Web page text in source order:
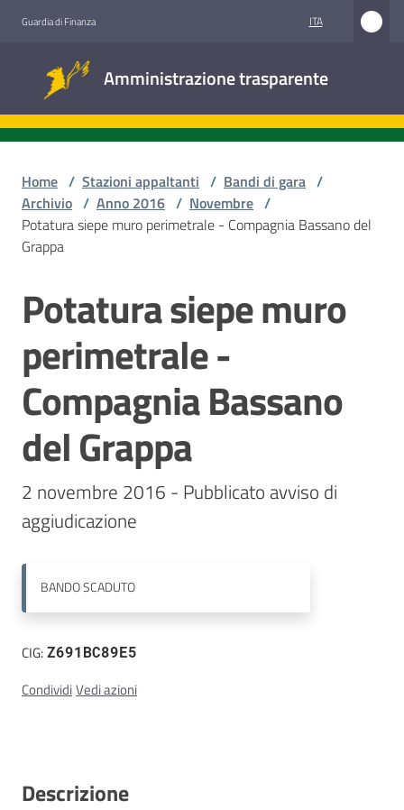
Guardia di Finanza ITA
Amministrazione trasparente
trasparente
Accesso
civico
Stazioni
appaltanti
Contatti
Home / Stazioni appaltanti / Bandi di gara /
Archivio / Anno 2016 / Novembre /
Potatura siepe muro perimetrale - Compagnia Bassano del
Grappa
Salta al contenuto
Potatura siepe muro
perimetrale -
Compagnia Bassano
del Grappa
2 novembre 2016 - Pubblicato avviso di
aggiudicazione
BANDOSCADUTO
CIG:Z691BC89E5
CondividiVedi azioni
Descrizione